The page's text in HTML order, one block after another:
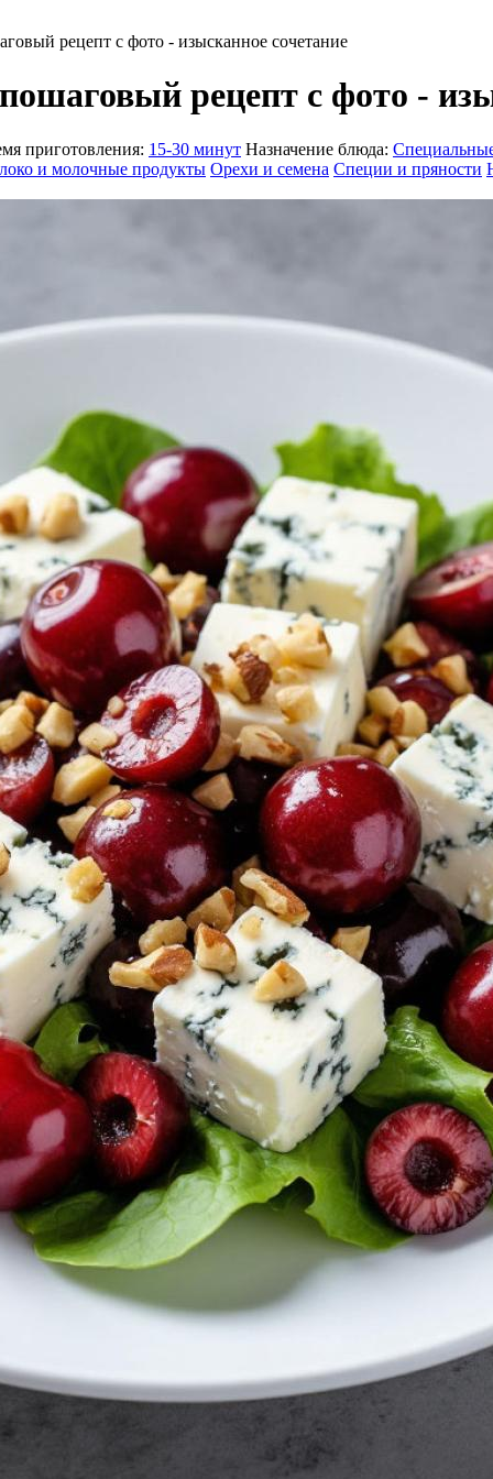
рецепт с фото - изысканное сочетание
рецепт с фото -
приготовления: 15-30 минут Назначение блюда:
и молочные продукты Орехи и семена Специи и пряности